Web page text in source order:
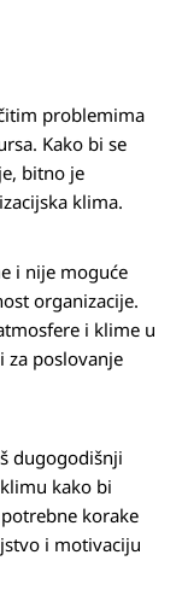
problemima
Kako bi se
bitno je
klima.
i nije moguće
organizacije.
i klime u
za poslovanje
dugogodišnji
kako bi
korake
i motivaciju